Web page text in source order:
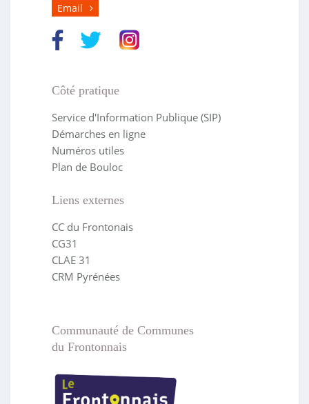
Email
Côté pratique
Service d'Information Publique (SIP)
Démarches en ligne
Numéros utiles
Plan de Bouloc
Liens externes
CC du Frontonais
CG31
CLAE 31
CRM Pyrénées
Communauté de Communes
du Frontonnais